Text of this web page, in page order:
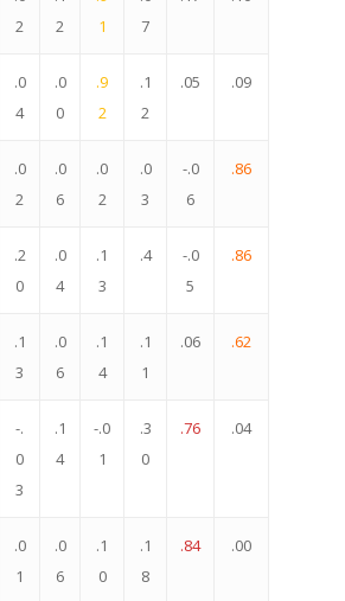
2
2
1
7
.0
4
.0
0
.9
2
.1
2
.05 .09
.0
2
.0
6
.0
2
.0
3
-.0
6
.86
.2
0
.0
4
.1
3
.4
-.0
5
.86
.1
3
.0
6
.1
4
.1
1
.06 .62
-.
0
3
.1
4
-.0
1
.3
0
.76 .04
.0
1
.0
6
.1
0
.1
8
.84 .00